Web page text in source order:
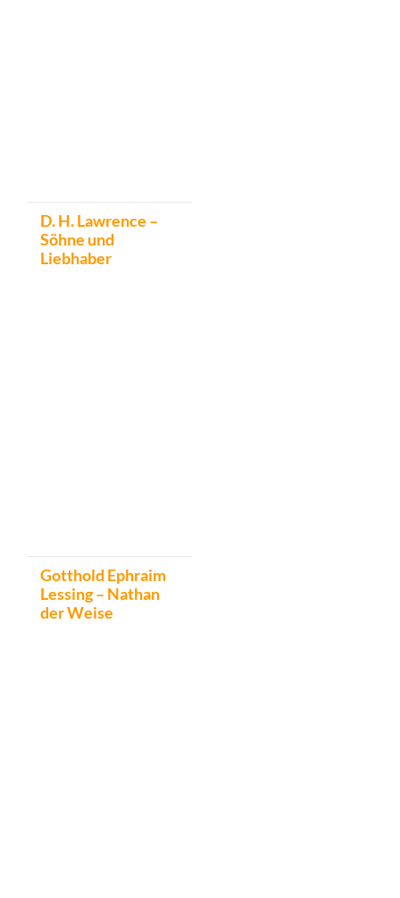
D. H. Lawrence –
Söhne und
Liebhaber
Gotthold Ephraim
Lessing – Nathan
der Weise